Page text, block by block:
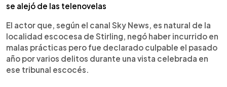
se alejó de las telenovelas
El actor que, según el canal Sky News, es natural de la
localidad escocesa de Stirling, negó haber incurrido en
malas prácticas pero fue declarado culpable el pasado
año por varios delitos durante una vista celebrada en
ese tribunal escocés.